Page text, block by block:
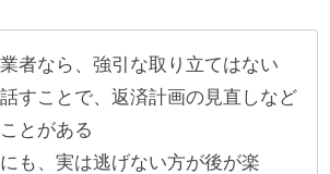
者なら、強引な取り立てはない
すことで、返済計画の見直しなど
とがある
も、実は逃げない方が後が楽